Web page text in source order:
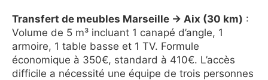
Transfert de meubles Marseille → Aix (30 km) :
Volume de 5 m³ incluant 1 canapé d’angle, 1
armoire, 1 table basse et 1 TV. Formule
économique à 350€, standard à 410€. L’accès
difficile a nécessité une équipe de trois personnes